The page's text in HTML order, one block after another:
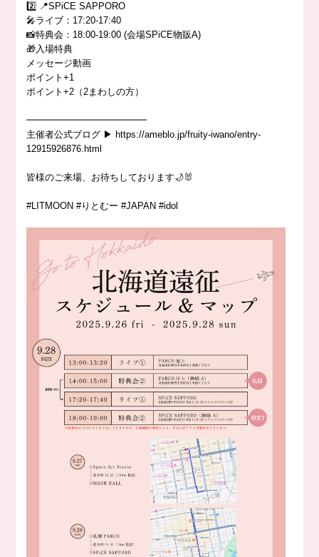
2️⃣ 📍SPiCE SAPPORO
🎤ライブ：17:20-17:40
📸特典会：18:00-19:00 (会場SPiCE物販A)
🎁入場特典
メッセージ動画
ポイント+1
ポイント+2（2まわしの方）
━━━━━━━━━━━━━
主催者公式ブログ ▶︎ https://ameblo.jp/fruity-iwano/entry-
12915926876.html
皆様のご来場、お待ちしております🌙🐰
#LITMOON #りとむー #JAPAN #idol